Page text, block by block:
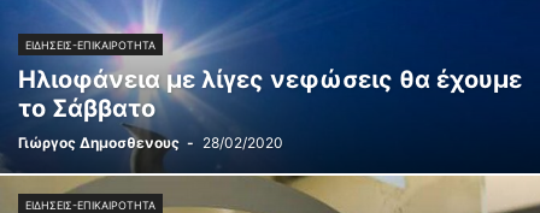
ΕΙΔΉΣΕΙΣ-ΕΠΙΚΑΙΡΌΤΗΤΑ
Ηλιοφάνεια με λίγες νεφώσεις θα έχουμε
το Σάββατο
Γιώργος Δημοσθενους - 28/02/2020
ΕΙΔΉΣΕΙΣ-ΕΠΙΚΑΙΡΌΤΗΤΑ